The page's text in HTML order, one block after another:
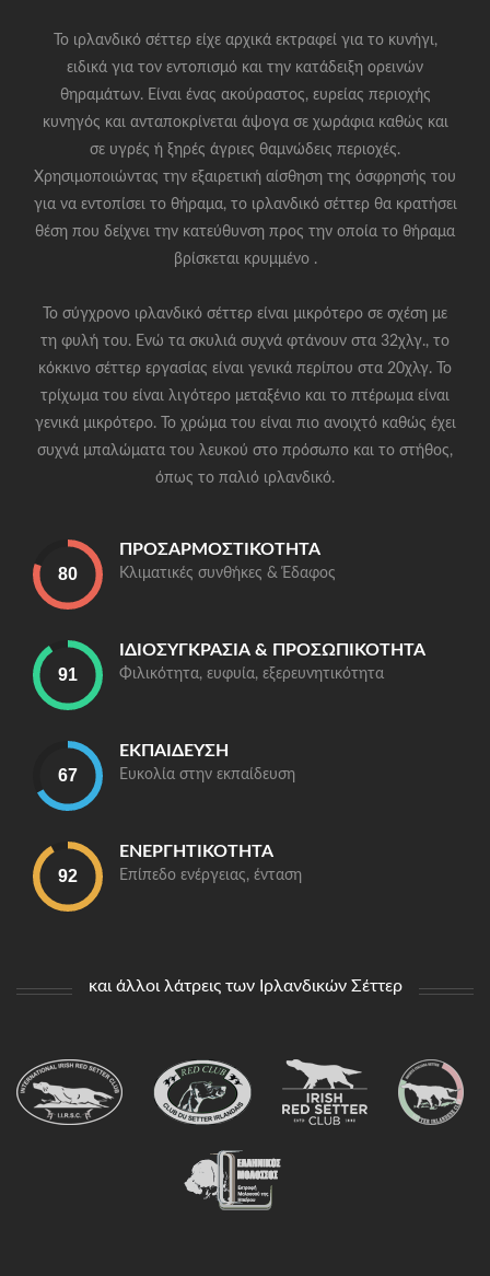
Το ιρλανδικό σέττερ είχε αρχικά εκτραφεί για το κυνήγι,
ειδικά για τον εντοπισμό και την κατάδειξη ορεινών
θηραμάτων. Είναι ένας ακούραστος, ευρείας περιοχής
κυνηγός και ανταποκρίνεται άψογα σε χωράφια καθώς και
σε υγρές ή ξηρές άγριες θαμνώδεις περιοχές.
Χρησιμοποιώντας την εξαιρετική αίσθηση της όσφρησής του
για να εντοπίσει το θήραμα, το ιρλανδικό σέττερ θα κρατήσει
θέση που δείχνει την κατεύθυνση προς την οποία το θήραμα
βρίσκεται κρυμμένο .
Το σύγχρονο ιρλανδικό σέττερ είναι μικρότερο σε σχέση με
τη φυλή του. Ενώ τα σκυλιά συχνά φτάνουν στα 32χλγ., το
κόκκινο σέττερ εργασίας είναι γενικά περίπου στα 20χλγ. Το
τρίχωμα του είναι λιγότερο μεταξένιο και το πτέρωμα είναι
γενικά μικρότερο. Το χρώμα του είναι πιο ανοιχτό καθώς έχει
συχνά μπαλώματα του λευκού στο πρόσωπο και το στήθος,
όπως το παλιό ιρλανδικό.
ΠΡΟΣΑΡΜΟΣΤΙΚΌΤΗΤΑ
Κλιματικές συνθήκες & Έδαφος
ΙΔΙΟΣΥΓΚΡΑΣΊΑ & ΠΡΟΣΩΠΙΚΌΤΗΤΑ
Φιλικότητα, ευφυία, εξερευνητικότητα
ΕΚΠΑΊΔΕΥΣΗ
Ευκολία στην εκπαίδευση
ΕΝΕΡΓΗΤΙΚΌΤΗΤΑ
Επίπεδο ενέργειας, ένταση
και άλλοι λάτρεις των Ιρλανδικών Σέττερ